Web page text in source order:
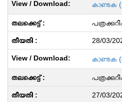
കാണുക
28/03/
കാണുക
27/03/